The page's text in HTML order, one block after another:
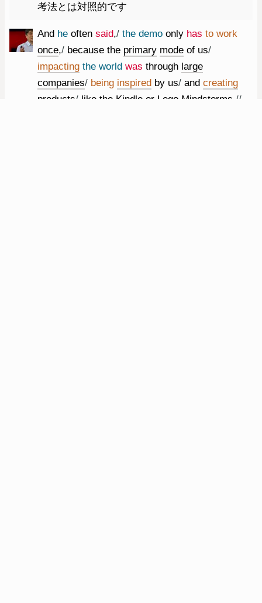
考法とは対照的です
And he often said,/ the demo only has to work
once,/ because the primary mode of us/
impacting the world was through large
companies/ being inspired by us/ and creating
products/ like the Kindle or Lego Mindstorms. //